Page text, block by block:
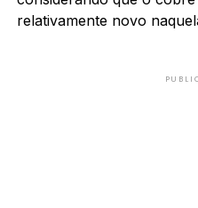
relativamente novo